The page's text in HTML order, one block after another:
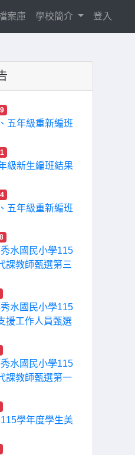
案庫 學校簡介 登入
五年級重新編班
級新生編班結果
五年級重新編班
水國民小學115
課教師甄選第三
水國民小學115
援工作人員甄選
水國民小學115
課教師甄選第一
學年度學生美